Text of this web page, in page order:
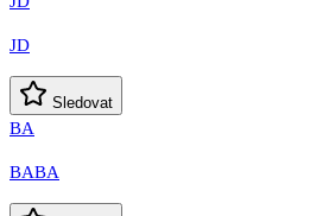
JD
Sledovat
BA
BABA